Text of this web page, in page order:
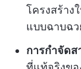
โครงสร้า
แบบฉาบฉว
การกำจัดส